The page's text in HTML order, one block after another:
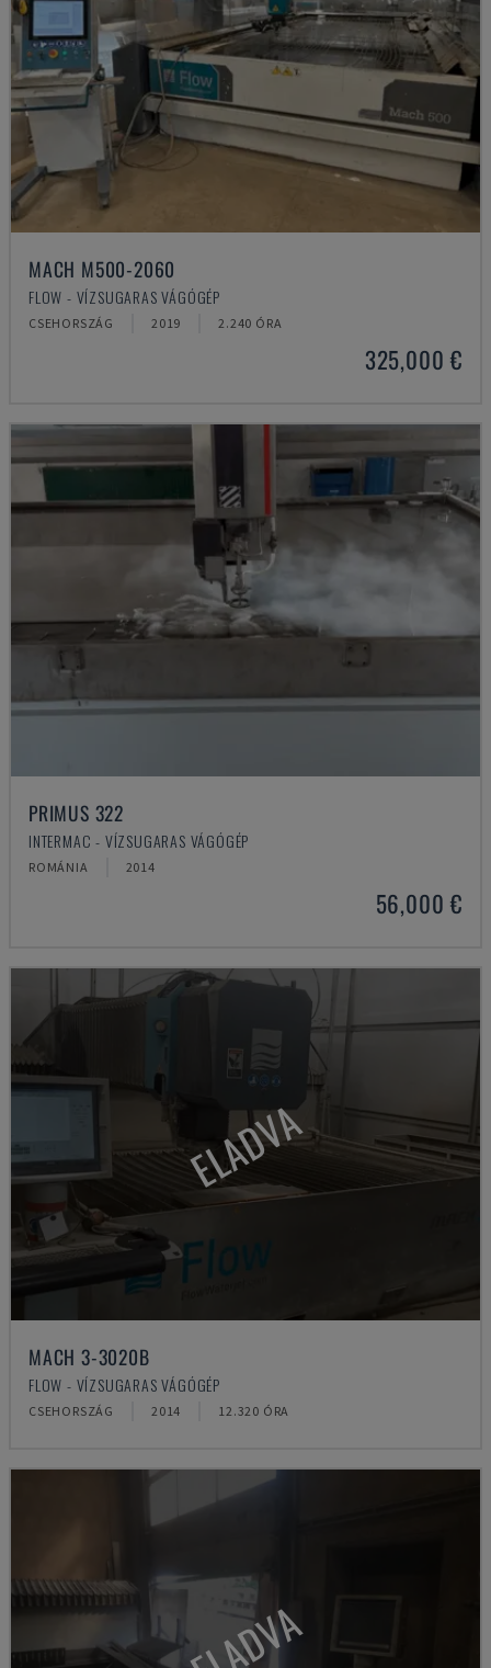
MACH M500-2060
FLOW - VÍZSUGARAS VÁGÓGÉP
CSEHORSZÁG 2019 2.240 ÓRA
325,000 €
PRIMUS 322
INTERMAC - VÍZSUGARAS VÁGÓGÉP
ROMÁNIA 2014
56,000 €
ELADVA
MACH 3-3020B
FLOW - VÍZSUGARAS VÁGÓGÉP
CSEHORSZÁG 2014 12.320 ÓRA
ELADVA